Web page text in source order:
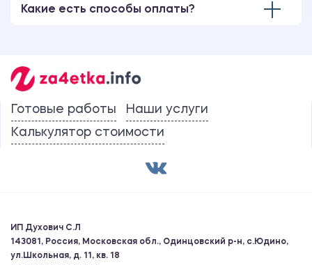
Какие есть способы оплаты?
Готовые работы
Наши услуги
Калькулятор стоимости
ИП Духович С.Л
143081, Россия, Московская обл., Одинцовский р-н, с.Юдино,
ул.Школьная, д. 11, кв. 18